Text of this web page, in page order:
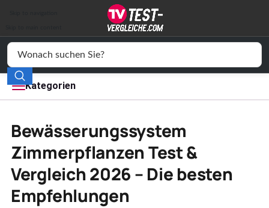
Kategorien
Elektronik
Freizeit
Wohnen
Service
Bewässerungssystem
Zimmerpflanzen Test &
Vergleich 2026 – Die besten
Empfehlungen